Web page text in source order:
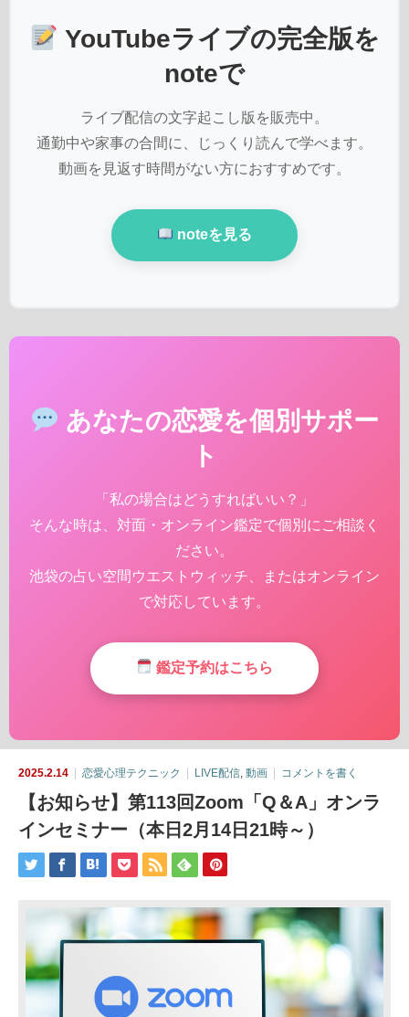
YouTubeライブの完全版を
noteで
ライブ配信の文字起こし版を販売中。
通勤中や家事の合間に、じっくり読んで学べます。
動画を見返す時間がない方におすすめです。
noteを見る
あなたの恋愛を個別サポー
ト
「私の場合はどうすればいい？」
そんな時は、対面・オンライン鑑定で個別にご相談く
ださい。
池袋の占い空間ウエストウィッチ、またはオンライン
で対応しています。
鑑定予約はこちら
2025.2.14 恋愛心理テクニック LIVE配信 動画 コメントを書く
【お知らせ】第113回Zoom「Q＆A」オンラ
インセミナー（本日2月14日21時～）